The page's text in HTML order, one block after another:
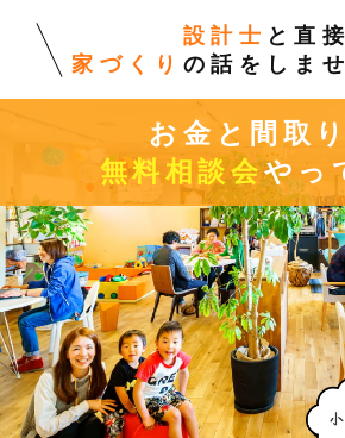
設計士 と直接
家づくり の話をしま
お金と間取
無料相談会やっ